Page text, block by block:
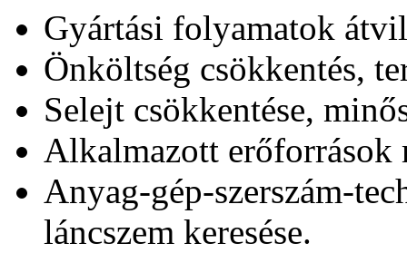
Gyártási folyamatok
Önköltség csökkentés,
Selejt csökkentése,
Alkalmazott erőforrások
Anyag-gép-szerszám-
láncszem keresése.